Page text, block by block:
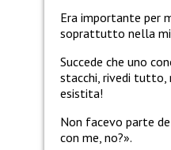
Era importante per
soprattutto nella
Succede che uno
stacchi, rivedi tutto,
esistita!
Non facevo parte
con me, no?».